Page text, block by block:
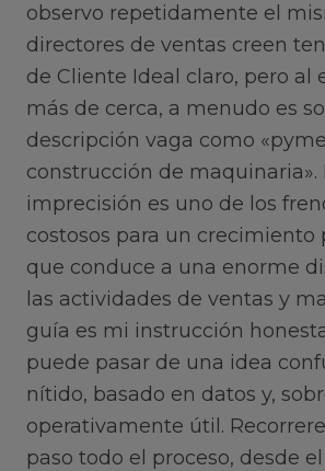
observo repetidamente el
directores de ventas creen
de Cliente Ideal claro, pero al
más de cerca, a menudo es
descripción vaga como
construcción de maquinaria».
imprecisión es uno de los
costosos para un crecimiento
que conduce a una enorme
las actividades de ventas y
guía es mi instrucción
puede pasar de una idea
nítido, basado en datos y,
operativamente útil.
paso todo el proceso, desde